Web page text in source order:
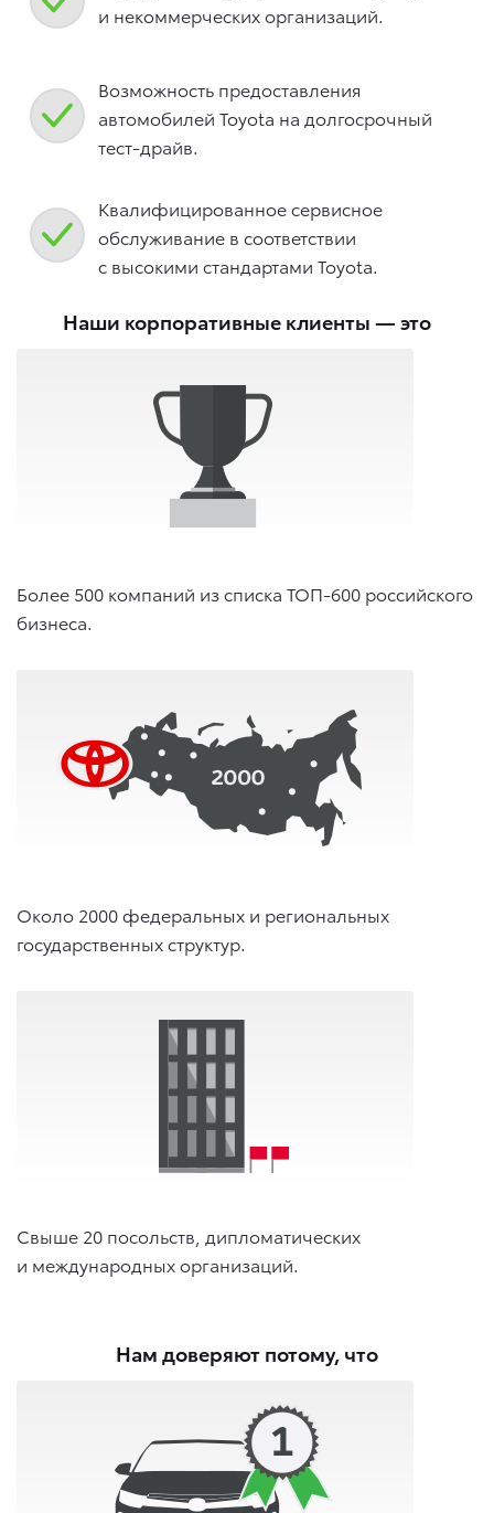
и некоммерческих организаций.
Возможность предоставления
автомобилей Toyota на долгосрочный
тест-драйв.
Квалифицированное сервисное
обслуживание в соответствии
с высокими стандартами Toyota.
Наши корпоративные клиенты — это
Более 500 компаний из списка ТОП-600 российского
бизнеса.
Около 2000 федеральных и региональных
государственных структур.
Свыше 20 посольств, дипломатических
и международных организаций.
Нам доверяют потому, что